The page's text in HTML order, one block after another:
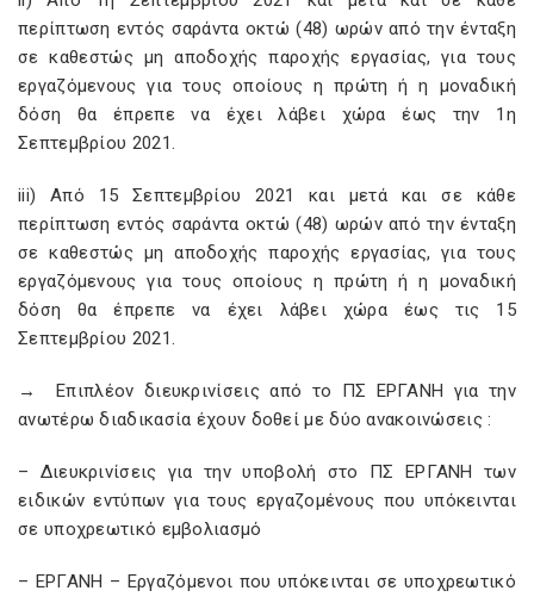
περίπτωση εντός σαράντα οκτώ (48) ωρών από την ένταξη
σε καθεστώς μη αποδοχής παροχής εργασίας, για τους
εργαζόμενους για τους οποίους η πρώτη ή η μοναδική
δόση θα έπρεπε να έχει λάβει χώρα έως την 1η
Σεπτεμβρίου 2021.
iii) Από 15 Σεπτεμβρίου 2021 και μετά και σε κάθε
περίπτωση εντός σαράντα οκτώ (48) ωρών από την ένταξη
σε καθεστώς μη αποδοχής παροχής εργασίας, για τους
εργαζόμενους για τους οποίους η πρώτη ή η μοναδική
δόση θα έπρεπε να έχει λάβει χώρα έως τις 15
Σεπτεμβρίου 2021.
→ Επιπλέον διευκρινίσεις από το ΠΣ ΕΡΓΑΝΗ για την
ανωτέρω διαδικασία έχουν δοθεί με δύο ανακοινώσεις :
– Διευκρινίσεις για την υποβολή στο ΠΣ ΕΡΓΑΝΗ των
ειδικών εντύπων για τους εργαζομένους που υπόκεινται
σε υποχρεωτικό εμβολιασμό
– ΕΡΓΑΝΗ – Εργαζόμενοι που υπόκεινται σε υποχρεωτικό